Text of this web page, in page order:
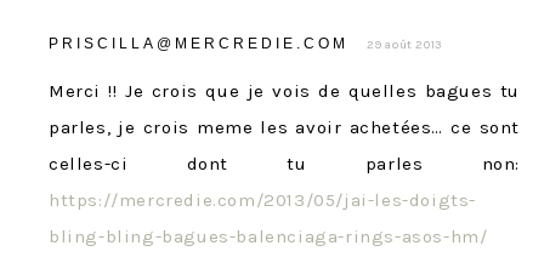
PRISCILLA@MERCREDIE.COM 29 août 2013
Merci !! Je crois que je vois de quelles bagues tu
parles, je crois meme les avoir achetées… ce sont
celles-ci dont tu parles non:
https://mercredie.com/2013/05/jai-les-doigts-
bling-bling-bagues-balenciaga-rings-asos-hm/